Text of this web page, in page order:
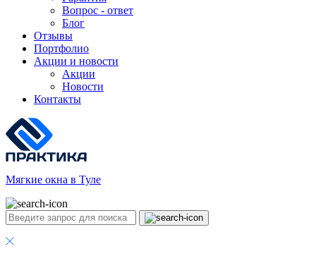
Вопрос - ответ
Блог
Отзывы
Портфолио
Акции и новости
Акции
Новости
Контакты
Мягкие окна в Туле